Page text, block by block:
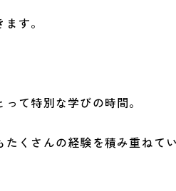
す。
て特別な学びの時間。
くさんの経験を積み重ねて